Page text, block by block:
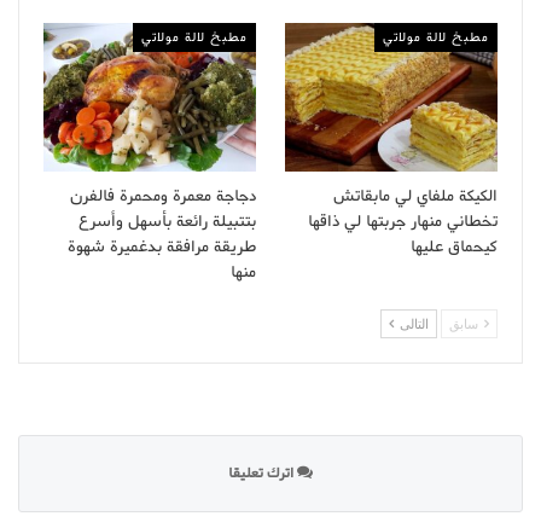
مطبخ لالة مولاتي
الكيكة ملفاي لي مابقاتش
تخطاني منهار جربتها لي ذاقها
كيحماق عليها
مطبخ لالة مولاتي
دجاجة معمرة ومحمرة فالفرن
بتتبيلة رائعة بأسهل وأسرع
طريقة مرافقة بدغميرة شهوة
منها
سابق التالى
اترك تعليقا